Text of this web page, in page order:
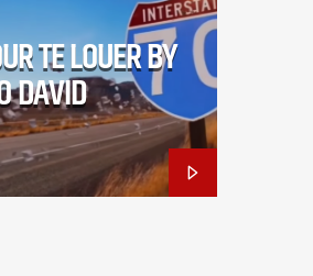
TE LOUER BY
DAVID